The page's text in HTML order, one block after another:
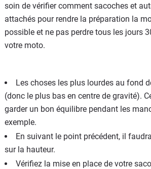
soin de vérifier comment sacoches et
attachés pour rendre la préparation la
possible et ne pas perdre tous les jours
votre moto.
Les choses les plus lourdes au fond
(donc le plus bas en centre de gravité).
garder un bon équilibre pendant les
exemple.
En suivant le point précédent, il
sur la hauteur.
Vérifiez la mise en place de votre